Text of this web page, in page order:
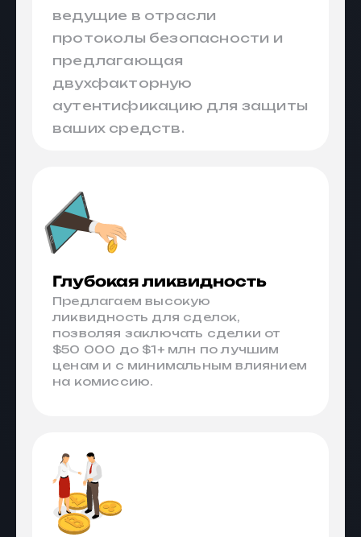
ведущие в отрасли
протоколы безопасности и
предлагающая
двухфакторную
аутентификацию для защиты
ваших средств.
Глубокая ликвидность
Предлагаем высокую
ликвидность для сделок,
позволяя заключать сделки от
$50 000 до $1+ млн по лучшим
ценам и с минимальным влиянием
на комиссию.